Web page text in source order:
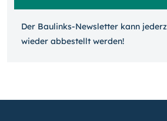
Der Baulinks-Newsletter kann
wieder ab­bestellt werden!